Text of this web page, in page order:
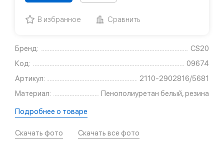
Бренд:
CS20
Код:
09674
Артикул:
2110-2902816/5681
Материал:
Пенополиуретан белый, резина
Подробнее о товаре
Скачать фото Скачать все фото
В избранное Сравнить